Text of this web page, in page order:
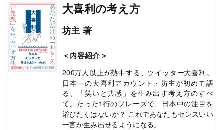
大喜利の考え方
坊主 著
＜内容紹介＞
200万人以上が熱中する、ツイッター大喜利。
日本一の大喜利アカウント・坊主が初めて語
る、「笑いと共感」を生み出す考え方のすべ
て。たった1行のフレーズで、日本中の注目を
浴びたくはないか？ これであなたもセンスいい
一言が生み出せるようになる。